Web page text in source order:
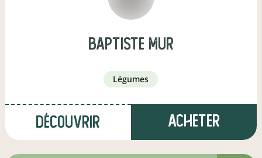
Baptiste Mur
légumes
Découvrir Acheter